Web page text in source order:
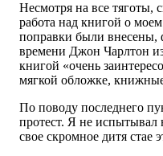
Несмотря на все тяготы,
работа над книгой о моем
поправки были внесены,
времени Джон Чарлтон
книгой «очень
мягкой обложке,
По поводу последнего
протест. Я не испытывал
свое скромное дитя стае